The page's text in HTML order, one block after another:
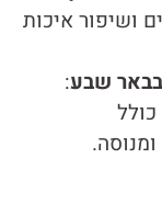
ושיפור איכות
שבע: